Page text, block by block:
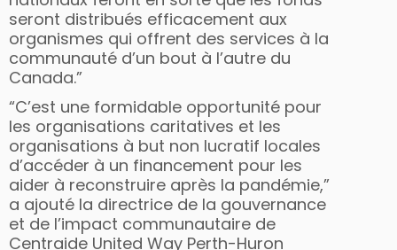
seront distribués efficacement aux
organismes qui offrent des services à la
communauté d’un bout à l’autre du
Canada.”
“C’est une formidable opportunité pour
les organisations caritatives et les
organisations à but non lucratif locales
d’accéder à un financement pour les
aider à reconstruire après la pandémie,”
a ajouté la directrice de la gouvernance
et de l’impact communautaire de
Centraide United Way Perth-Huron